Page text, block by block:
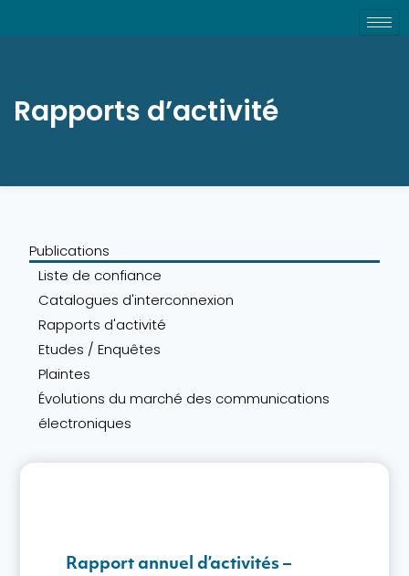
Rapports d’activité
Publications
Liste de confiance
Catalogues d'interconnexion
Rapports d'activité
Etudes / Enquêtes
Plaintes
Évolutions du marché des communications
électroniques
Rapport annuel d’activités –